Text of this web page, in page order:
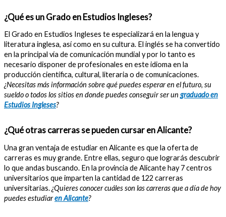
¿Qué es un Grado en Estudios Ingleses?
El Grado en Estudios Ingleses te especializará en la lengua y
literatura inglesa, así como en su cultura. El inglés se ha convertido
en la principal vía de comunicación mundial y por lo tanto es
necesario disponer de profesionales en este idioma en la
producción científica, cultural, literaria o de comunicaciones.
¿Necesitas más información sobre qué puedes esperar en el futuro, su
sueldo o todos los sitios en donde puedes conseguir ser un graduado en
Estudios Ingleses?
¿Qué otras carreras se pueden cursar en Alicante?
Una gran ventaja de estudiar en Alicante es que la oferta de
carreras es muy grande. Entre ellas, seguro que lograrás descubrir
lo que andas buscando. En la provincia de Alicante hay 7 centros
universitarios que imparten la cantidad de 122 carreras
universitarias.¿Quieres conocer cuáles son las carreras que a día de hoy
puedes estudiaren Alicante?